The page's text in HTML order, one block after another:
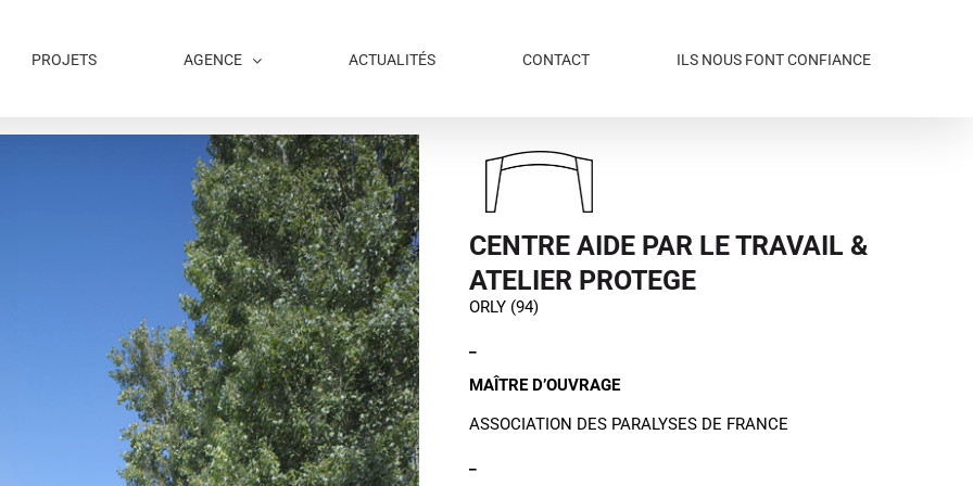
PROJETS AGENCE ACTUALITÉS CONTACT ILS NOUS FONT CONFIANCE
CENTRE AIDE PAR LE TRAVAIL &
ATELIER PROTEGE
ORLY (94)
MAÎTRE D’OUVRAGE
ASSOCIATION DES PARALYSES DE FRANCE